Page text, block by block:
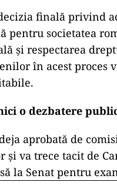
finală privind
pentru societatea
și respectarea
în acest proces
o dezbatere
aprobată de
și va trece tacit de
la Senat pentru